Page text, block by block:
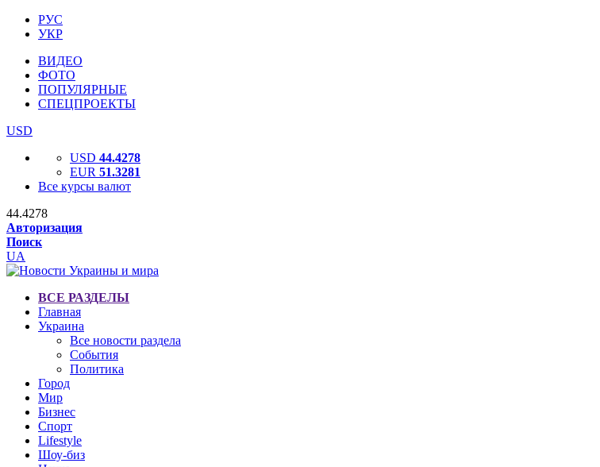
РУС
УКР
ВИДЕО
ФОТО
ПОПУЛЯРНЫЕ
СПЕЦПРОЕКТЫ
USD
USD 44.4278
EUR 51.3281
Все курсы валют
44.4278
Авторизация
Поиск
UA
ВСЕ РАЗДЕЛЫ
Главная
Украина
Все новости раздела
События
Политика
Город
Мир
Бизнес
Спорт
Lifestyle
Шоу-биз